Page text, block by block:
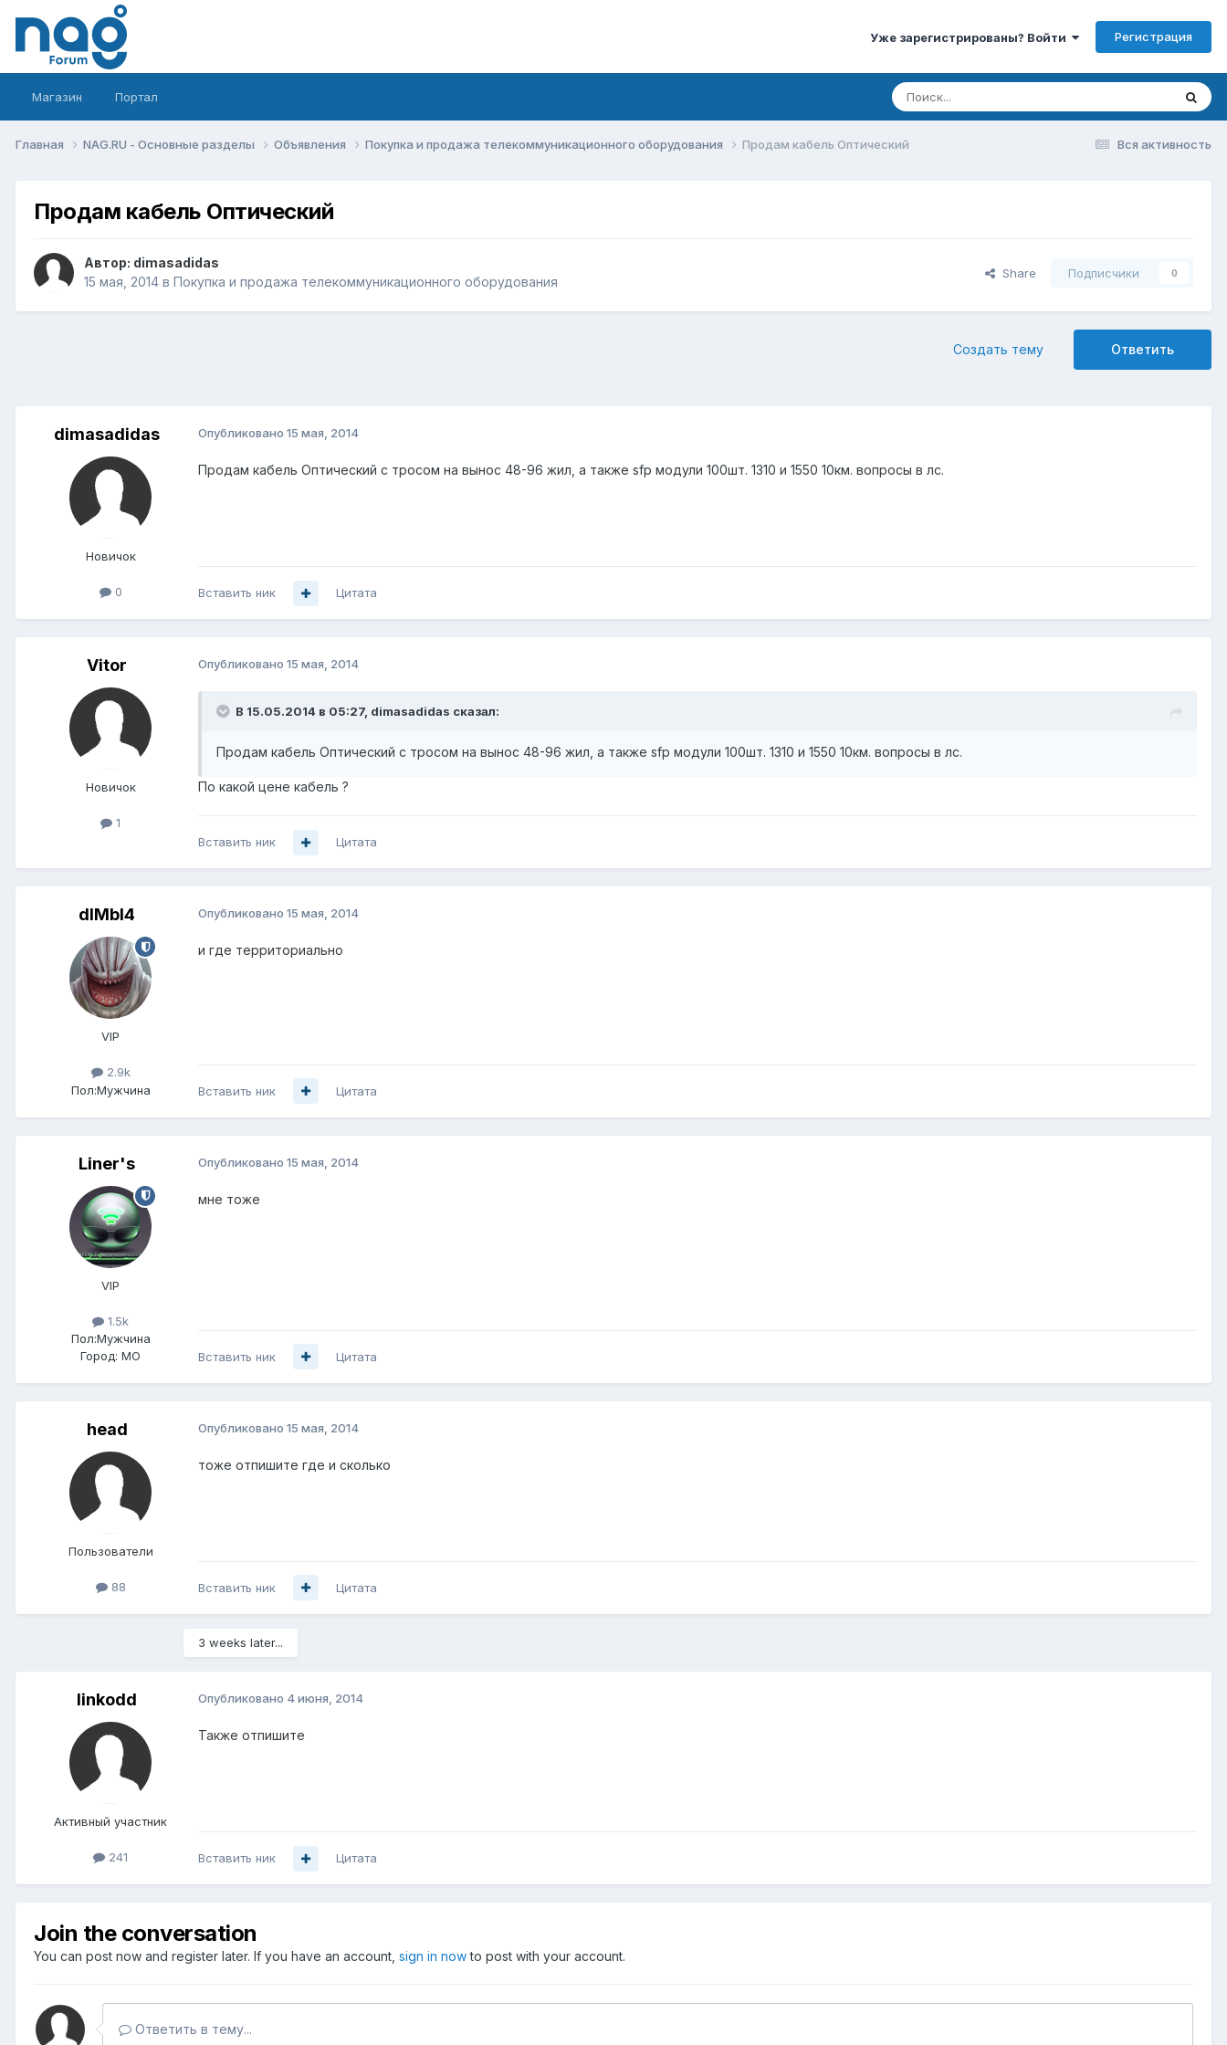
Уже зарегистрированы? Войти Регистрация
Магазин Портал
Вся активность
Главная NAG.RU - Основные разделы Объявления Покупка и продажа телекоммуникационного оборудования Продам кабель Оптический
Продам кабель Оптический
Автор: dimasadidas
15 мая, 2014 в Покупка и продажа телекоммуникационного оборудования
Share Подписчики 0
Ответить
Создать тему
dimasadidas
Новичок
0
Опубликовано 15 мая, 2014
Продам кабель Оптический с тросом на вынос 48-96 жил, а также sfp модули 100шт. 1310 и 1550 10км. вопросы в лс.
Вставить ник Цитата
Vitor
Новичок
1
Опубликовано 15 мая, 2014
В 15.05.2014 в 05:27, dimasadidas сказал:
Продам кабель Оптический с тросом на вынос 48-96 жил, а также sfp модули 100шт. 1310 и 1550 10км. вопросы в лс.
По какой цене кабель ?
Вставить ник Цитата
dIMbI4
VIP
2.9k
Пол:Мужчина
Опубликовано 15 мая, 2014
и где территориально
Вставить ник Цитата
Liner's
VIP
1.5k
Пол:Мужчина
Город: МО
Опубликовано 15 мая, 2014
мне тоже
Вставить ник Цитата
head
Пользователи
88
Опубликовано 15 мая, 2014
тоже отпишите где и сколько
Вставить ник Цитата
3 weeks later...
linkodd
Активный участник
241
Опубликовано 4 июня, 2014
Также отпишите
Вставить ник Цитата
Join the conversation
You can post now and register later. If you have an account, sign in nowto post with your account.
Ответить в тему...